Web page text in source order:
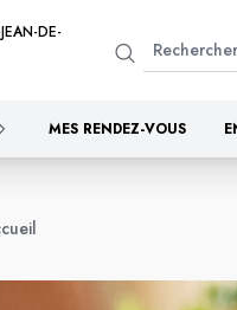
DE-
MES RENDEZ-VOUS